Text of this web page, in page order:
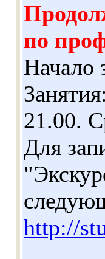
по
Начало
21.00.
Для
http://